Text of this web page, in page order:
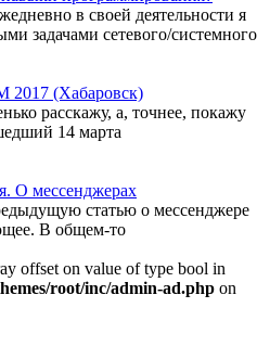
в своей деятельности я
задачами сетевого/системного
2017 (Хабаровск)
расскажу, а, точнее, покажу
14 марта
О мессенджерах
статью о мессенджере
В общем-то
offset on value of type bool in
root/inc/admin-ad.php on